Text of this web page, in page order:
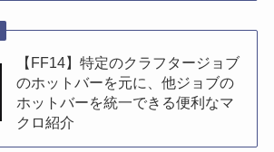
【FF14】特定のクラフタージョブ
のホットバーを元に、他ジョブの
ホットバーを統一できる便利なマ
クロ紹介